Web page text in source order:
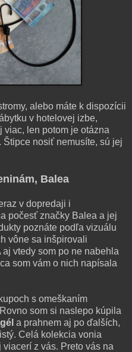
alebo máte k dispozícii
v hotelovej izbe,
viac, len potom je otázna
nosiť nemusíte, sú jej
Balea
v dopredaji i
počesť značky Balea a jej
poznáte podľa vizuálu
vône sa inšpirovali
aj vtedy som po ne nabehla
som vám o nich napísala
s omeškaním
som si naslepo kúpila
a prahnem aj po ďalších,
Celá kolekcia vonia
z vás. Preto vás na